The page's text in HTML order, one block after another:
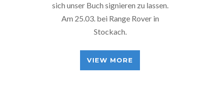
sich unser Buch signieren zu lassen.
Am 25.03. bei Range Rover in
Stockach.
VIEW MORE